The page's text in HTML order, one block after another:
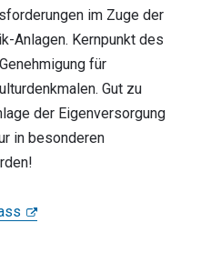
im Zuge der
Anlagen. Kernpunkt des
für
Gut zu
der Eigenversorgung
in besonderen